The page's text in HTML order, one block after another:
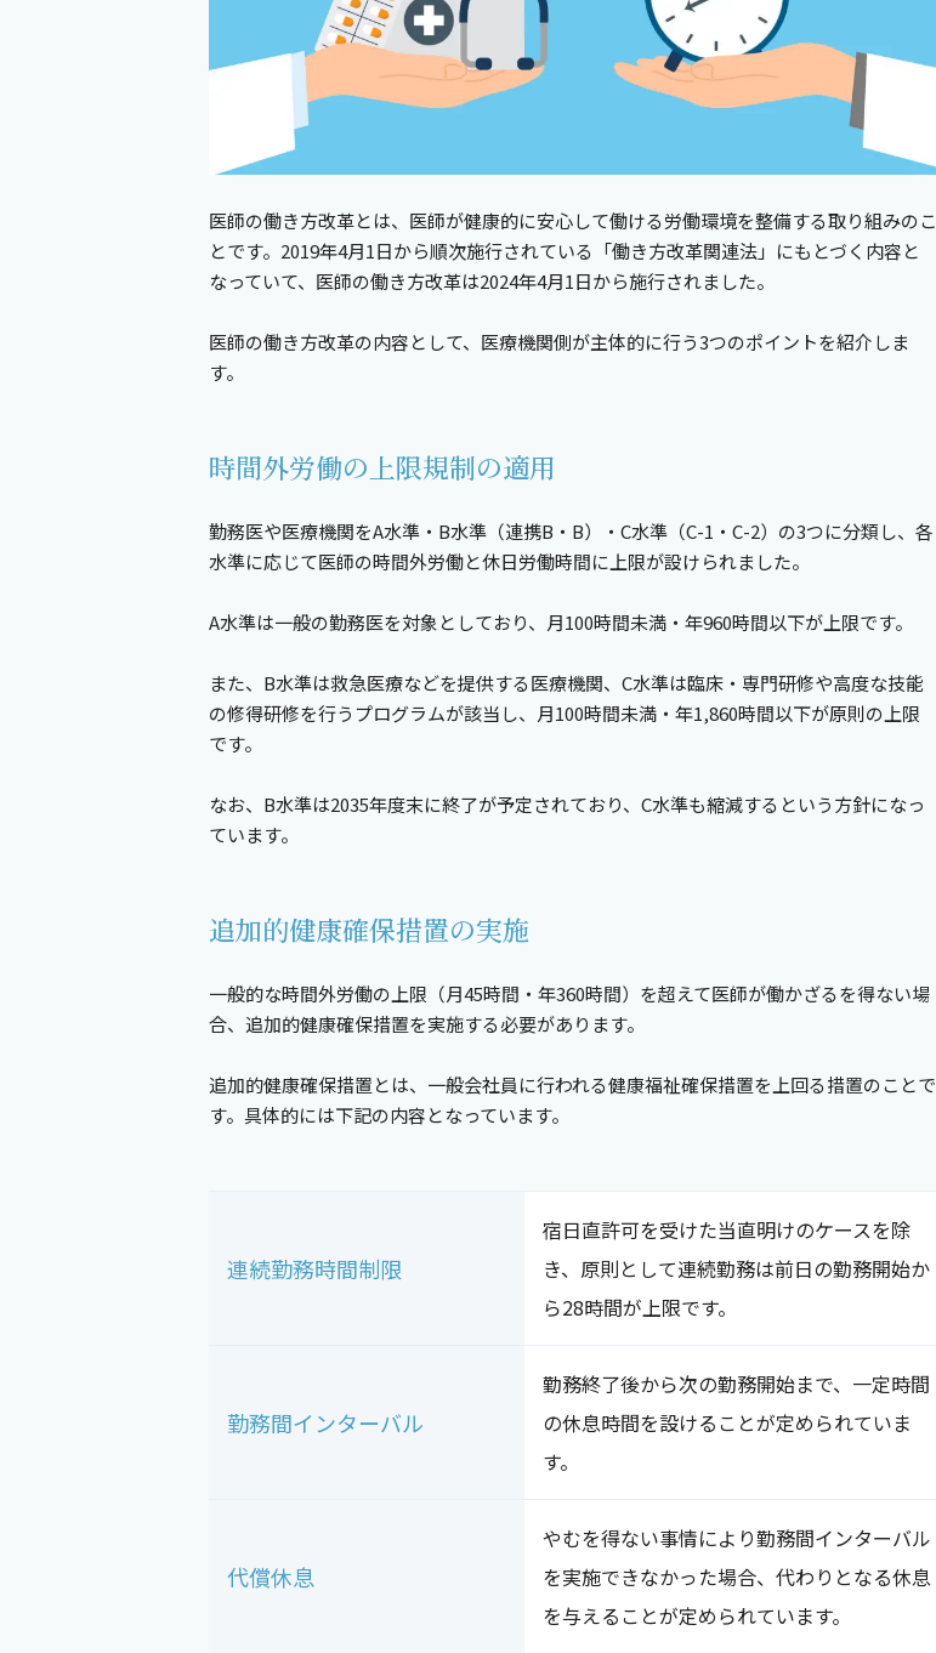
医師の働き方改革とは、医師が健康的に安心して働ける労働環境を整備する取り組みのこ
とです。2019年4月1日から順次施行されている「働き方改革関連法」にもとづく内容と
なっていて、医師の働き方改革は2024年4月1日から施行されました。
医師の働き方改革の内容として、医療機関側が主体的に行う3つのポイントを紹介しま
す。
時間外労働の上限規制の適用
勤務医や医療機関をA水準・B水準（連携B・B）・C水準（C-1・C-2）の3つに分類し、各
水準に応じて医師の時間外労働と休日労働時間に上限が設けられました。
A水準は一般の勤務医を対象としており、月100時間未満・年960時間以下が上限です。
また、B水準は救急医療などを提供する医療機関、C水準は臨床・専門研修や高度な技能
の修得研修を行うプログラムが該当し、月100時間未満・年1,860時間以下が原則の上限
です。
なお、B水準は2035年度末に終了が予定されており、C水準も縮減するという方針になっ
ています。
追加的健康確保措置の実施
一般的な時間外労働の上限（月45時間・年360時間）を超えて医師が働かざるを得ない場
合、追加的健康確保措置を実施する必要があります。
追加的健康確保措置とは、一般会社員に行われる健康福祉確保措置を上回る措置のことで
す。具体的には下記の内容となっています。
連続勤務時間制限
宿日直許可を受けた当直明けのケースを除
き、原則として連続勤務は前日の勤務開始か
ら28時間が上限です。
勤務間インターバル
勤務終了後から次の勤務開始まで、一定時間
の休息時間を設けることが定められていま
す。
代償休息
やむを得ない事情により勤務間インターバル
を実施できなかった場合、代わりとなる休息
を与えることが定められています。